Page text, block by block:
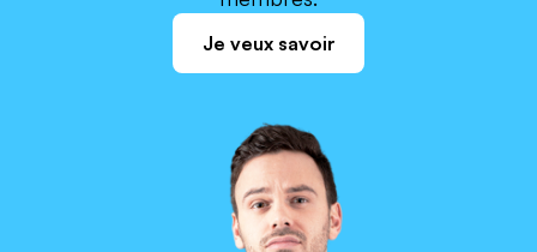
Je veux savoir